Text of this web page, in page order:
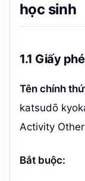
học sinh
1.1 Giấy
Tên chính
katsudō
Activity
Bắt buộc: